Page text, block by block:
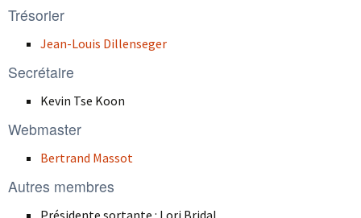
Trésorier
Jean-Louis Dillenseger
Secrétaire
Kevin Tse Koon
Webmaster
Bertrand Massot
Autres membres
Présidente sortante : Lori Bridal